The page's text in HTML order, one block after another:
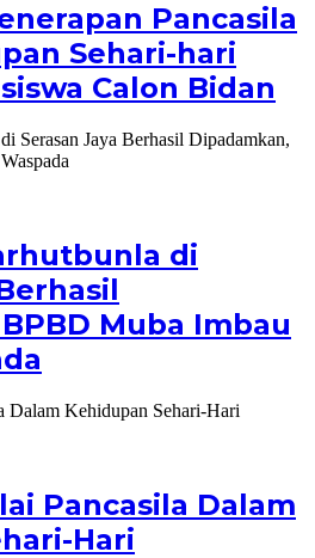
Pancasila
Sehari-hari
Calon Bidan
di
Muba Imbau
Pancasila Dalam
Hari